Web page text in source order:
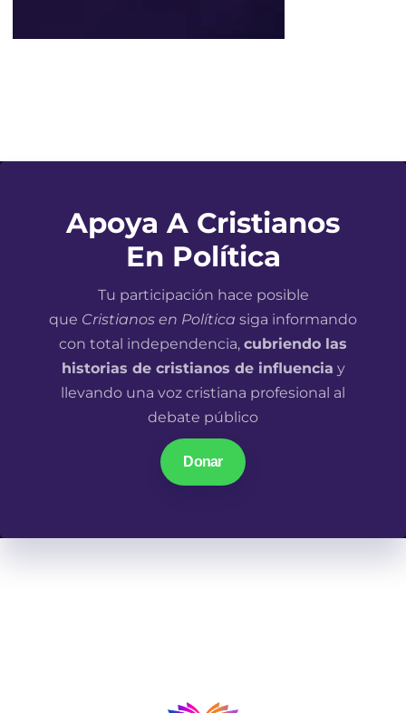
Apoya A Cristianos
En Política
Tu participación hace posible
que Cristianos en Política siga informando
con total independencia, cubriendo las
historias de cristianos de influencia y
llevando una voz cristiana profesional al
debate público
Donar